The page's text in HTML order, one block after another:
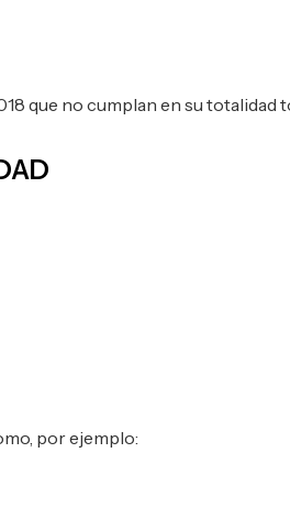
que no cumplan en su totalidad
por ejemplo: